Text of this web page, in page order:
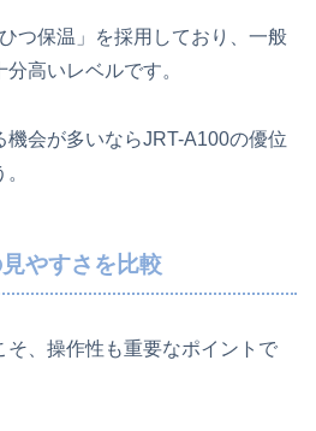
つ保温」を採用しており、一般
高いレベルです。
機会が多いならJRT-A100の優位
やすさを比較
そ、操作性も重要なポイントで